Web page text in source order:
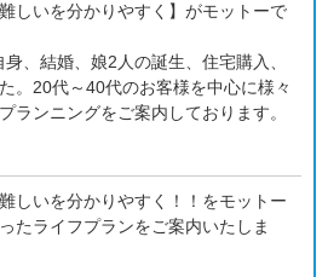
しいを分かりやすく】がモットーで
、結婚、娘2人の誕生、住宅購入、
。20代～40代のお客様を中心に様々
ランニングをご案内しております。
しいを分かりやすく！！をモットー
たライフプランをご案内いたしま